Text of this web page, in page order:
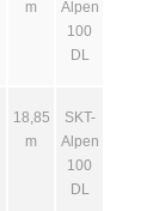
m
Alpen
100
DL
18,85
m
SKT-
Alpen
100
DL